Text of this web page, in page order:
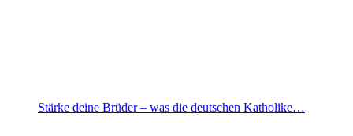
Stärke deine Brüder – was die deutschen Katholike…